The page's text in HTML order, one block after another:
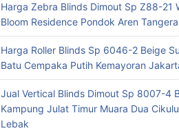
Harga Zebra Blinds Dimout Sp Z88-21
Bloom Residence Pondok Aren
Harga Roller Blinds Sp 6046-2 Beige
Batu Cempaka Putih Kemayoran
Jual Vertical Blinds Dimout Sp 8007-4
Kampung Julat Timur Muara Dua
Lebak